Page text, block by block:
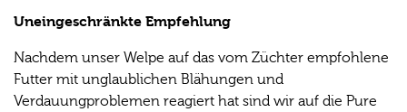
Uneingeschränkte Empfehlung
Nachdem unser Welpe auf das vom Züchter empfohlene
Futter mit unglaublichen Blähungen und
Verdauungproblemen reagiert hat sind wir auf die Pure